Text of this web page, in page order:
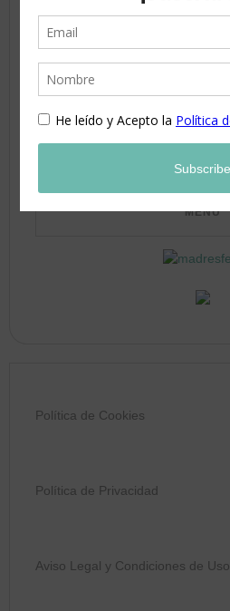
10 11 12 13
24 25 26 27
Política de Cookies
Política de Privacidad
Aviso Legal y Condiciones de Uso